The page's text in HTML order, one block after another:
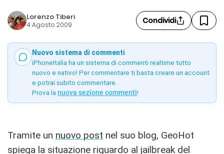
Lorenzo Tiberi
4 Agosto 2009 Condividi
Nuovo sistema di commenti
iPhoneItalia ha un sistema di commenti realtime tutto
nuovo e nativo! Per commentare ti basta creare un account
e potrai subito commentare.
Prova la nuova sezione commenti!
Tramite un nuovo post nel suo blog, GeoHot
spiega la situazione riguardo al jailbreak del